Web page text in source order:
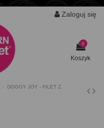
Zaloguj się
0
Koszyk
DOGGY JOY - FILET Z